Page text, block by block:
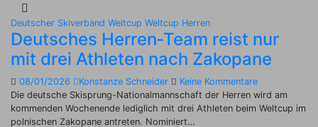
Deutscher Skiverband Weltcup Weltcup Herren
Deutsches Herren‑Team reist nur
mit drei Athleten nach Zakopane
08/01/2026 Konstanze Schneider
Keine Kommentare
Die deutsche Skisprung-Nationalmannschaft der Herren wird am
kommenden Wochenende lediglich mit drei Athleten beim Weltcup im
polnischen Zakopane antreten. Nominiert…